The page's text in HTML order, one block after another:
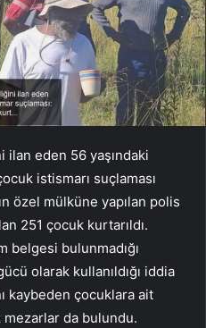
ilan eden 56 yaşındaki
istismarı suçlaması
özel mülküne yapılan polis
251 çocuk kurtarıldı.
belgesi bulunmadığı
olarak kullanıldığı iddia
kaybeden çocuklara ait
da bulundu.